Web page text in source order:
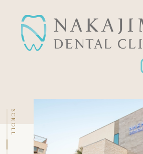
SCROLL